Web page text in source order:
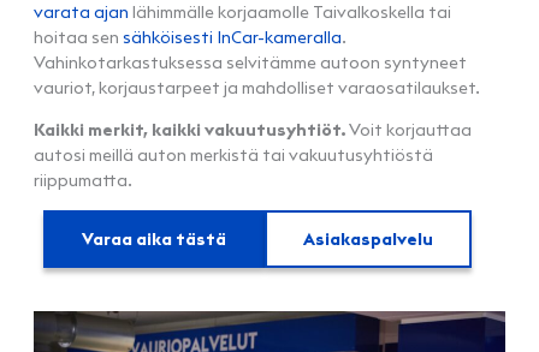
varata ajan lähimmälle korjaamolle Taivalkoskella tai
hoitaa sen sähköisesti InCar-kameralla.
Vahinkotarkastuksessa selvitämme autoon syntyneet
vauriot, korjaustarpeet ja mahdolliset varaosatilaukset.
Kaikki merkit, kaikki vakuutusyhtiöt.Voit korjauttaa
autosi meillä auton merkistä tai vakuutusyhtiöstä
riippumatta.
Varaa aika tästä Asiakaspalvelu